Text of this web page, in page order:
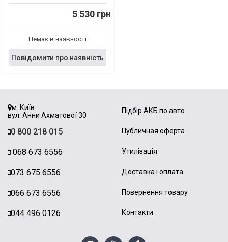
5 530 грн
Немає в наявності
Повідомити про наявність
м. Київ
вул. Анни Ахматової 30
0 800 218 015
068 673 6556
073 675 6556
066 673 6556
044 496 0126
Підбір АКБ по авто
Публичная оферта
Утилізація
Доставка і оплата
Повернення товару
Контакти